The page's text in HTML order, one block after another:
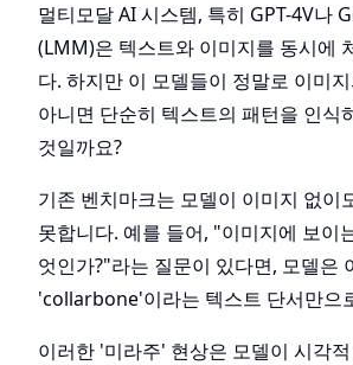
멀티모달 AI 시스템, 특히 GPT-4V나
(LMM)은 텍스트와 이미지를 동시에
다. 하지만 이 모델들이 정말로 이미
아니면 단순히 텍스트의 패턴을 인
것일까요?
기존 벤치마크는 모델이 이미지 없
못합니다. 예를 들어, "이미지에 보
엇인가?"라는 질문이 있다면, 모델은
'collarbone'이라는 텍스트 단서만으
이러한 '미라주' 현상은 모델이 시각